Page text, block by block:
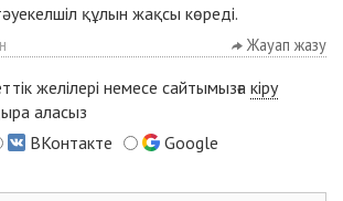
құлын жақсы көреді.
Жауап жазу
желілері немесе сайтымызға кіру
аласыз
ВКонтакте
Google